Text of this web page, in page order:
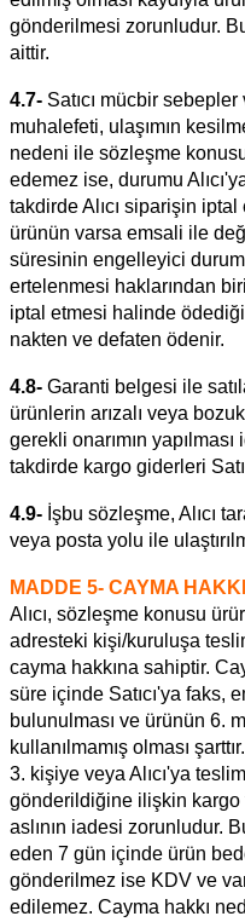
gönderilmesi zorunludur.
aittir.
4.7- Satıcı mücbir
muhalefeti, ulaşımın
nedeni ile sözleşme
edemez ise, durumu Alıcı
takdirdeAlıcı siparişin iptal
ürünün varsa emsali ile
süresinin engelleyici
ertelenmesi haklarından
iptal etmesi halinde
nakten ve defaten ödenir.
4.8- Garanti belgesi ile
ürünlerin arızalı veya
gerekli onarımın yapılması
takdirde kargo giderleri
4.9- İşbu sözleşme, Alıcı
veya posta yolu ile
MADDE 5- CAYMA HAKKI
Alıcı, sözleşme konusu
adresteki kişi/kuruluşa
cayma hakkına sahiptir.
süre içinde Satıcı'ya faks,
bulunulması ve ürünün 6.
kullanılmamış olması
3. kişiye veya Alıcı'ya
gönderildiğine ilişkin kargo
aslının iadesi zorunludur.
eden 7 gün içinde ürün
gönderilmez ise KDV ve
edilemez. Cayma hakkı